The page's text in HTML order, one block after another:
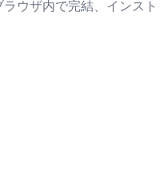
ウザ内で完結、インスト